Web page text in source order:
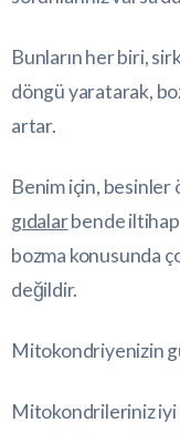
Bunların her biri,
döngü yaratarak,
artar.
Benim için, besinler
gıdalarbende
bozma konusunda
değildir.
Mitokondriyenizin
Mitokondrileriniz iyi